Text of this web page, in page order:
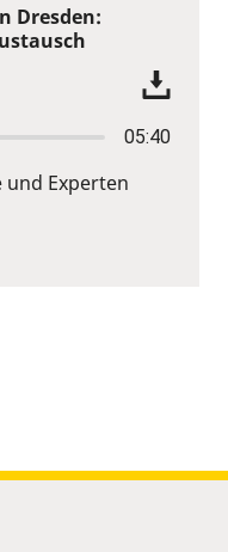
Dresden:
05:40
und Experten